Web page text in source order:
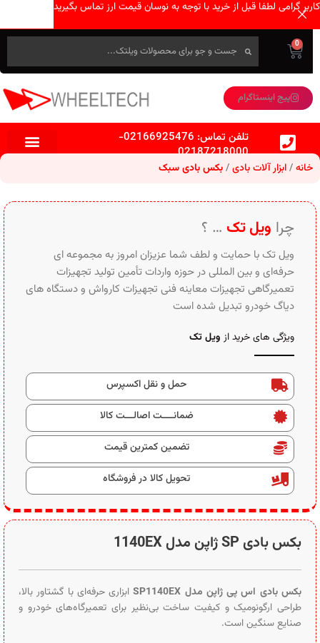
0
پیج اینستاگرام
تلفن تماس: 02166925476
-
02187218000
خانه ابزار آلات بادی بکس بادی سبک
بکس بادی SP ژاپن مدل 1140EX
بکس بادی اس پی ژاپن مدل SP1140EX
ابزاری حرفه‌ای با گشتاور بالا،
طراحی ارگونومیک و کیفیت ساخت بی‌نظیر برای تعمیرگاه‌های خودرو و
صنایع سنگین است.
چرا ویل تک … ؟
ویل تک با حمایت و لطف شما عزیزان امروز به مجموعه ای
حرفه‌ای و بین‌ المللی در حوزه واردات تأمین تولید تجهیزات
تعمیرگاهی تجهیزات معاینه فنی تجهیزات کارواش و دستگاه های
دیاگ خودرو تبدیل شده است
ویژگی های خرید از ویل تک
حمل و نقل اکسپرس
ضمانــــت اصالـــت کالا
تضمین کمترین قیمت
تحویل کالا در فروشگاه
کاربر گرامی لطفا قبل از خرید با توجه به نوسان قیمت ارز تماس بگیرید